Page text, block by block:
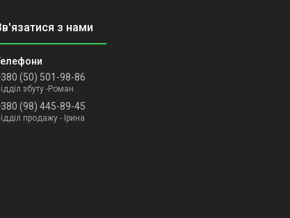
(50) 501-98-86
збуту -Роман
(98) 445-89-45
продажу - Ірина